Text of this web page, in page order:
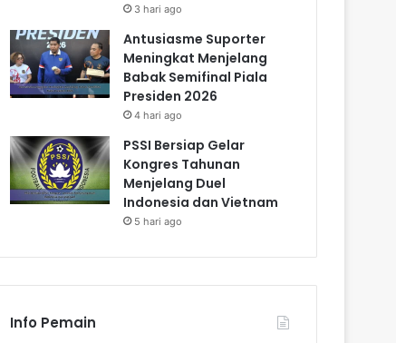
3 hari ago
Antusiasme Suporter
Meningkat Menjelang
Babak Semifinal Piala
Presiden 2026
4 hari ago
PSSI Bersiap Gelar
Kongres Tahunan
Menjelang Duel
Indonesia dan Vietnam
5 hari ago
Info Pemain